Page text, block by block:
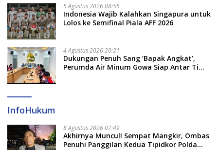
5 Agustus 2026 08:55
Indonesia Wajib Kalahkan Singapura untuk
Lolos ke Semifinal Piala AFF 2026
4 Agustus 2026 20:21
Dukungan Penuh Sang ‘Bapak Angkat’,
Perumda Air Minum Gowa Siap Antar Tim
InfoHukum
8 Agustus 2026 07:49
Akhirnya Muncul! Sempat Mangkir, Ombas
Penuhi Panggilan Kedua Tipidkor Polda